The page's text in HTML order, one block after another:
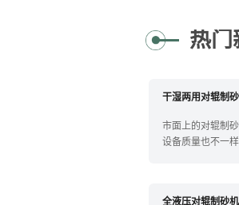
热门
干湿两用对辊制
市面上的对辊制
设备质量也不一
全液压对辊制砂